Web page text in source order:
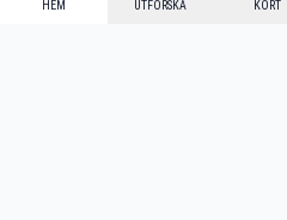
HEM UTFORSKA KORT